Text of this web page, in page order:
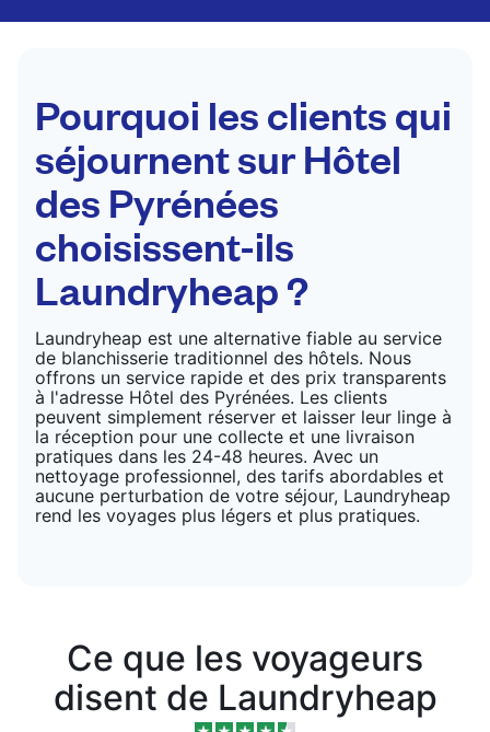
costumes, les robes, les manteaux et les tissus
VÉRIFIER LES PRIX
Pourquoi les clients qui
séjournent sur Hôtel
des Pyrénées
choisissent-ils
Laundryheap ?
Laundryheap est une alternative fiable au service
de blanchisserie traditionnel des hôtels. Nous
offrons un service rapide et des prix transparents
à l'adresse Hôtel des Pyrénées. Les clients
peuvent simplement réserver et laisser leur linge à
la réception pour une collecte et une livraison
pratiques dans les 24-48 heures. Avec un
nettoyage professionnel, des tarifs abordables et
aucune perturbation de votre séjour, Laundryheap
rend les voyages plus légers et plus pratiques.
Ce que les voyageurs
disent de Laundryheap